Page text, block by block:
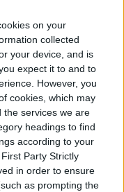
on your
collected
your device, and is
expect it to and to
However, you
cookies, which may
the services we are
headings to find
according to your
Party Strictly
in order to ensure
as prompting the
de
The